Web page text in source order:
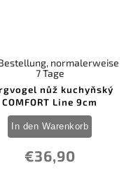
nůž kuchyňský
COMFORT Line 9cm
normalerweise
7 Tage
€36,90
In den Warenkorb